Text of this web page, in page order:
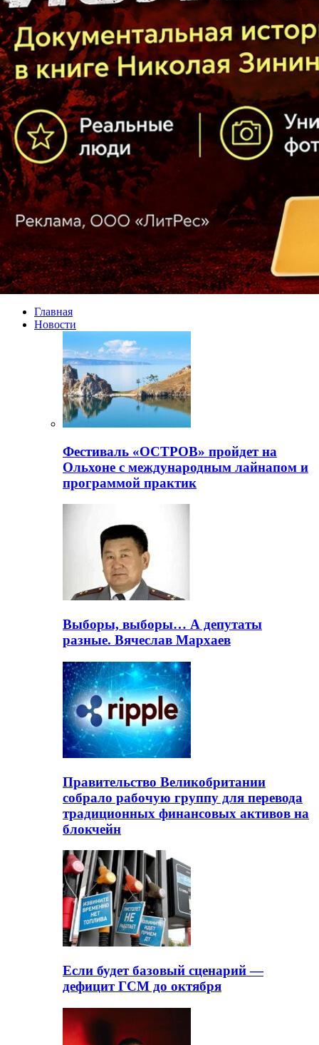
Главная
Новости
Фестиваль «ОСТРОВ» пройдет на
Ольхоне с международным лайнапом и
программой практик
Выборы, выборы… А депутаты
разные. Вячеслав Мархаев
Правительство Великобритании
собрало рабочую группу для перевода
традиционных финансовых активов на
блокчейн
Если будет базовый сценарий —
дефицит ГСМ до октября